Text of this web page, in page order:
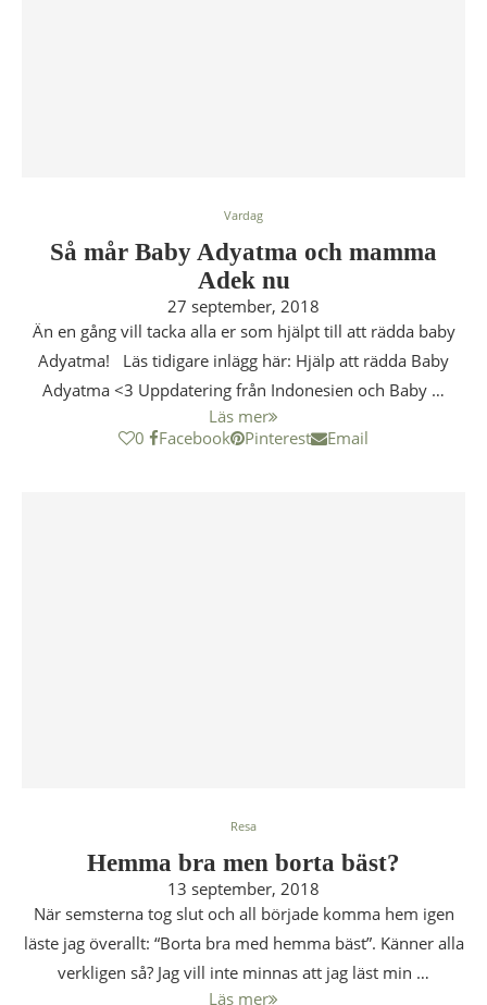
Vardag
Så mår Baby Adyatma och mamma
Adek nu
27 september, 2018
Än en gång vill tacka alla er som hjälpt till att rädda baby
Adyatma! Läs tidigare inlägg här: Hjälp att rädda Baby
Adyatma <3 Uppdatering från Indonesien och Baby …
Läs mer
0
Facebook Pinterest Email
Resa
Hemma bra men borta bäst?
13 september, 2018
När semsterna tog slut och all började komma hem igen
läste jag överallt: “Borta bra med hemma bäst”. Känner alla
verkligen så? Jag vill inte minnas att jag läst min …
Läs mer